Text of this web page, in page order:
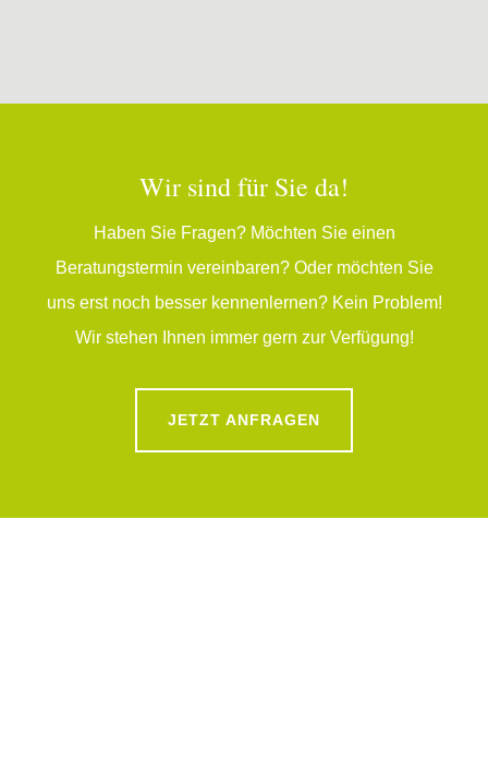
Wir sind für Sie da!
Haben Sie Fragen? Möchten Sie einen
Beratungstermin vereinbaren? Oder möchten Sie
uns erst noch besser kennenlernen? Kein Problem!
Wir stehen Ihnen immer gern zur Verfügung!
JETZT ANFRAGEN